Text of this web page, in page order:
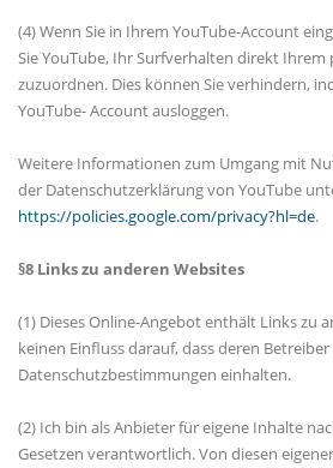
(4) Wenn Sie in Ihrem YouTube-Account
Sie YouTube, Ihr Surfverhalten direkt
zuzuordnen. Dies können Sie verhindern,
YouTube- Account ausloggen.
Weitere Informationen zum Umgang mit
der Datenschutzerklärung von YouTube
https://policies.google.com/privacy?hl=de.
§8 Links zu anderen Websites
(1) Dieses Online-Angebot enthält Links zu
keinen Einfluss darauf, dass deren Betreiber
Datenschutzbestimmungen einhalten.
(2) Ich bin als Anbieter für eigene Inhalte
Gesetzen verantwortlich. Von diesen